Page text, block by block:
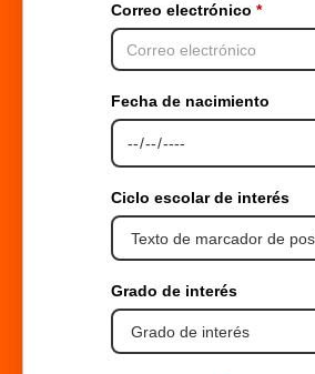
Correo electrónico
Fecha de nacimiento
Ciclo escolar de interés
Grado de interés